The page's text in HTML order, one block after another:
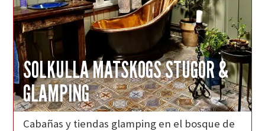
SOLKULLA MATSKOGS STUGOR &
GLAMPING
Cabañas y tiendas glamping en el bosque de